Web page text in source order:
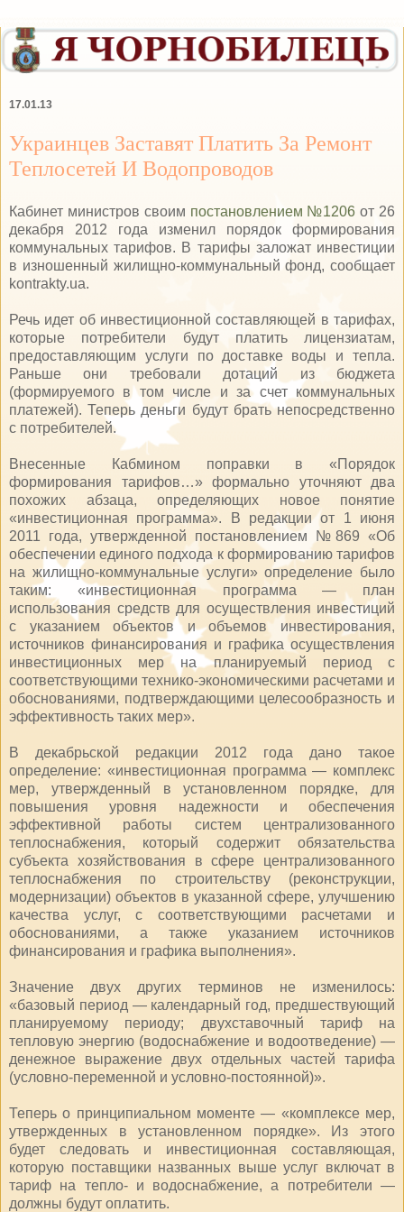
17.01.13
Украинцев Заставят Платить За Ремонт
Теплосетей И Водопроводов
Кабинет министров своим постановлением №1206 от 26
декабря 2012 года изменил порядок формирования
коммунальных тарифов. В тарифы заложат инвестиции
в изношенный жилищно-коммунальный фонд, сообщает
kontrakty.ua.
Речь идет об инвестиционной составляющей в тарифах,
которые потребители будут платить лицензиатам,
предоставляющим услуги по доставке воды и тепла.
Раньше они требовали дотаций из бюджета
(формируемого в том числе и за счет коммунальных
платежей). Теперь деньги будут брать непосредственно
с потребителей.
Внесенные Кабмином поправки в «Порядок
формирования тарифов…» формально уточняют два
похожих абзаца, определяющих новое понятие
«инвестиционная программа». В редакции от 1 июня
2011 года, утвержденной постановлением №869 «Об
обеспечении единого подхода к формированию тарифов
на жилищно-коммунальные услуги» определение было
таким: «инвестиционная программа — план
использования средств для осуществления инвестиций
с указанием объектов и объемов инвестирования,
источников финансирования и графика осуществления
инвестиционных мер на планируемый период с
соответствующими технико-экономическими расчетами и
обоснованиями, подтверждающими целесообразность и
эффективность таких мер».
В декабрьской редакции 2012 года дано такое
определение: «инвестиционная программа — комплекс
мер, утвержденный в установленном порядке, для
повышения уровня надежности и обеспечения
эффективной работы систем централизованного
теплоснабжения, который содержит обязательства
субъекта хозяйствования в сфере централизованного
теплоснабжения по строительству (реконструкции,
модернизации) объектов в указанной сфере, улучшению
качества услуг, с соответствующими расчетами и
обоснованиями, а также указанием источников
финансирования и графика выполнения».
Значение двух других терминов не изменилось:
«базовый период — календарный год, предшествующий
планируемому периоду; двухставочный тариф на
тепловую энергию (водоснабжение и водоотведение) —
денежное выражение двух отдельных частей тарифа
(условно-переменной и условно-постоянной)».
Теперь о принципиальном моменте — «комплексе мер,
утвержденных в установленном порядке». Из этого
будет следовать и инвестиционная составляющая,
которую поставщики названных выше услуг включат в
тариф на тепло- и водоснабжение, а потребители —
должны будут оплатить.